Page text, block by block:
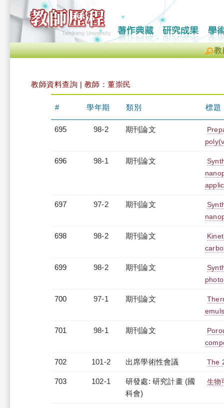
教
教師資料查詢 | 教師：董崇民
# 學年期 類別 標題
695 98-2 期刊論文
696 98-1 期刊論文
697 97-2 期刊論文
698 98-2 期刊論文
699 98-2 期刊論文
700 97-1 期刊論文
701 98-1 期刊論文
702 101-2 出席學術性會議 The
703 102-1
研發處: 研究計畫 (國
科會)
生物